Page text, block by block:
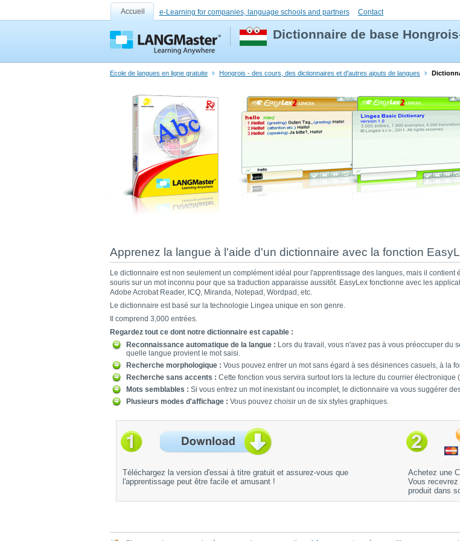
Accueil e-Learning for companies, language schools and partners Contact
Dictionnaire de base
Ecole de langues en ligne gratuite Hongrois - des cours, des dictionnaires et d'autres ajouts de langues
Apprenez la langue à l'aide d'un dictionnaire avec la fonction
Le dictionnaire est non seulement un complément idéal pour l'apprentissage des langues, mais il
souris sur un mot inconnu pour que sa traduction apparaisse aussitôt. EasyLex fonctionne avec les
Adobe Acrobat Reader, ICQ, Miranda, Notepad, Wordpad, etc.
Le dictionnaire est basé sur la technologie Lingea unique en son genre.
Il comprend 3,000 entrées.
Regardez tout ce dont notre dictionnaire est capable :
Reconnaissance automatique de la langue : Lors du travail, vous n'avez pas à vous préoccuper du
quelle langue provient le mot saisi.
Recherche morphologique : Vous pouvez entrer un mot sans égard à ses désinences casuels, à la
Recherche sans accents : Cette fonction vous servira surtout lors la lecture du courrier électronique
Mots semblables : Si vous entrez un mot inexistant ou incomplet, le dictionnaire va vous suggérer
Plusieurs modes d'affichage : Vous pouvez choisir un de six styles graphiques.
Téléchargez la version d'essai à titre gratuit et assurez-vous que
l'apprentissage peut être facile et amusant !
Achetez une
Vous
produit dans